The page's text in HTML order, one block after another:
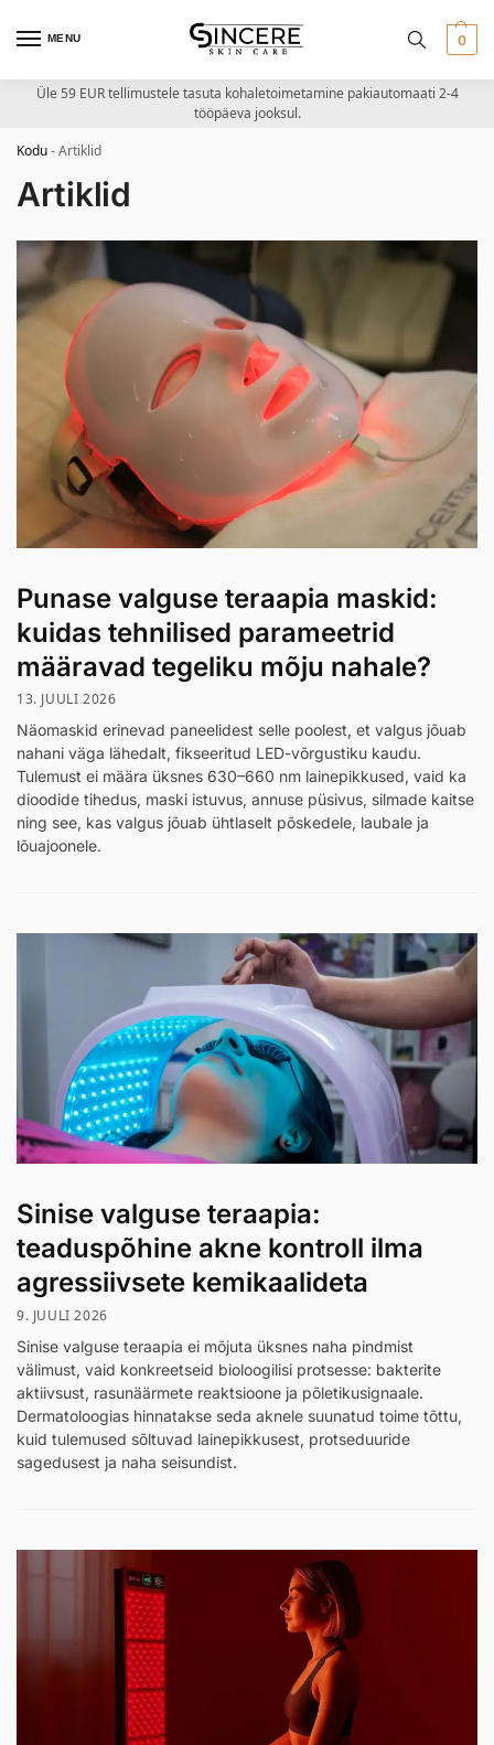
MENU 0
Üle 59 EUR tellimustele tasuta kohaletoimetamine pakiautomaati 2-4
tööpäeva jooksul.
Kodu-Artiklid
Artiklid
Punase valguse teraapia maskid:
kuidas tehnilised parameetrid
määravad tegeliku mõju nahale?
13. JUULI 2026
Näomaskid erinevad paneelidest selle poolest, et valgus jõuab
nahani väga lähedalt, fikseeritud LED-võrgustiku kaudu.
Tulemust ei määra üksnes 630–660 nm lainepikkused, vaid ka
dioodide tihedus, maski istuvus, annuse püsivus, silmade kaitse
ning see, kas valgus jõuab ühtlaselt põskedele, laubale ja
lõuajoonele.
Sinise valguse teraapia:
teaduspõhine akne kontroll ilma
agressiivsete kemikaalideta
9. JUULI 2026
Sinise valguse teraapia ei mõjuta üksnes naha pindmist
välimust, vaid konkreetseid bioloogilisi protsesse: bakterite
aktiivsust, rasunäärmete reaktsioone ja põletikusignaale.
Dermatoloogias hinnatakse seda aknele suunatud toime tõttu,
kuid tulemused sõltuvad lainepikkusest, protseduuride
sagedusest ja naha seisundist.